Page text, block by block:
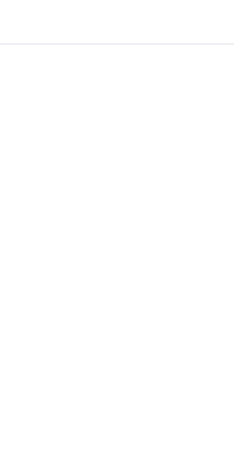
em 7 domínios críticos